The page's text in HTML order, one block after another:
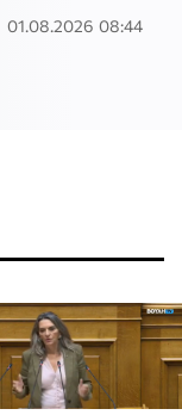
01.08.2026 08:44